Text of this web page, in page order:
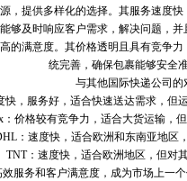
，提供多样化的选择。其服务速度
够及时响应客户需求，解决问题，
的满意度。其价格透明且具有竞争
统完善，确保包裹能够安全
与其他国际快递公司的
快，服务好，适合快速送达需求，但
：价格较有竞争力，适合大货运输，
：速度快，适合欧洲和东南亚地区
TNT：速度快，适合欧洲地区，但对
服务和客户满意度，成为市场上一